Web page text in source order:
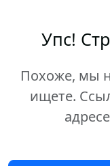
Упс!
Похоже, мы
ищете.